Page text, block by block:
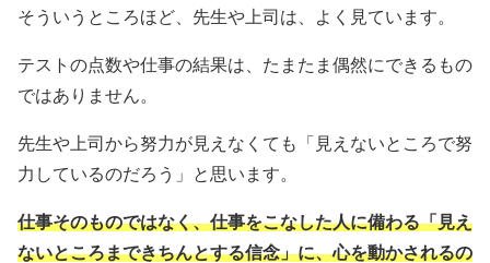
そういうところほど、先生や上司は、よく見ています。
テストの点数や仕事の結果は、たまたま偶然にできるもの
ではありません。
先生や上司から努力が見えなくても「見えないところで努
力しているのだろう」と思います。
仕事そのものではなく、仕事をこなした人に備わる「見え
ないところまできちんとする信念」に、心を動かされるの